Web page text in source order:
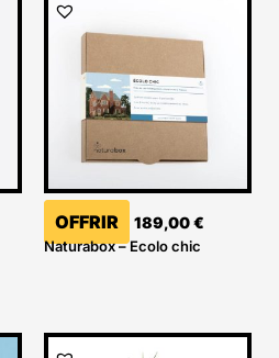
OFFRIR 189,00€
Naturabox – Ecolo chic